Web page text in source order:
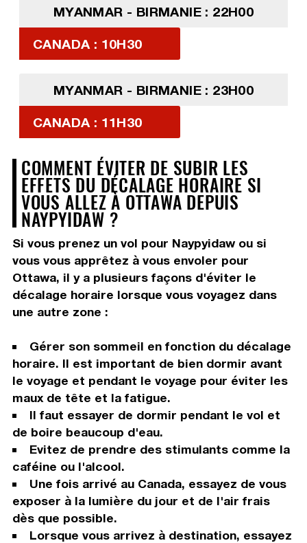
MYANMAR - BIRMANIE : 22H00
CANADA : 10H30
MYANMAR - BIRMANIE : 23H00
CANADA : 11H30
COMMENT ÉVITER DE SUBIR LES
EFFETS DU DÉCALAGE HORAIRE SI
VOUS ALLEZ À OTTAWA DEPUIS
NAYPYIDAW ?
Si vous prenez un vol pour Naypyidaw ou si
vous vous apprêtez à vous envoler pour
Ottawa, il y a plusieurs façons d'éviter le
décalage horaire lorsque vous voyagez dans
une autre zone :
Gérer son sommeil en fonction du décalage
horaire. Il est important de bien dormir avant
le voyage et pendant le voyage pour éviter les
maux de tête et la fatigue.
Il faut essayer de dormir pendant le vol et
de boire beaucoup d'eau.
Evitez de prendre des stimulants comme la
caféine ou l'alcool.
Une fois arrivé au Canada, essayez de vous
exposer à la lumière du jour et de l'air frais
dès que possible.
Lorsque vous arrivez à destination, essayez